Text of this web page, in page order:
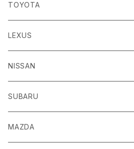
TOYOTA
86
H24/4～R3/8 ZN6
GR86
R3/10～ ZN8
ｂＢ
H17/12～H28/8 20系
ｂZ４X
LEXUS
ＣＴ
H23/1～R4/11
ＥＳ
H30/10～
ＧＳ
NISSAN
ＡＤ
H18/12～ Y12
ＧＴ－Ｒ
SUBARU
ＢＲＺ
MAZDA